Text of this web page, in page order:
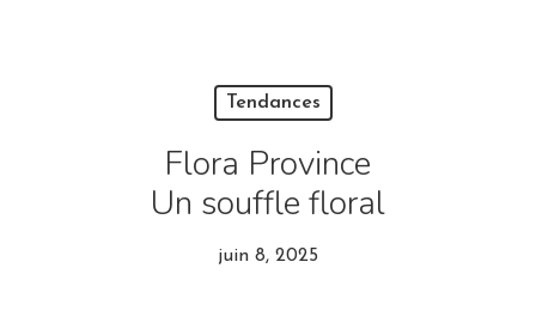
Tendances
Flora Province
Un souffle floral
juin 8, 2025